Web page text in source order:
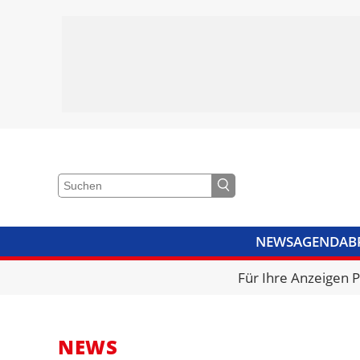
NEWSAGENDA
VIDEOSBIBLIOTHEK
Für Ihre Anzeigen
NEWS